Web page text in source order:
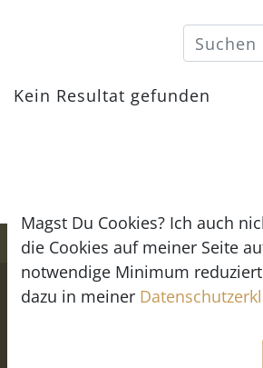
Kein Resultat gefunden
Copyright © Mara Schmidt -
- We
Magst Du Cookies? Ich auch
die Cookies auf meiner Seite
notwendige Minimum
dazu in meiner